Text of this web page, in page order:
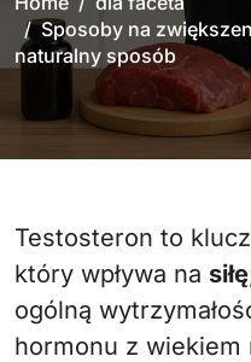
Sposoby na
naturalny sposób
Testosteron to kluczowy hormon męski,
który wpływa na siłę
ogólną
hormonu z wiekiem